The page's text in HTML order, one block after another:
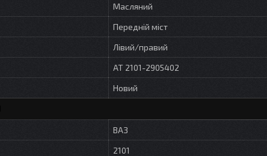
Масляний
Передній міст
Лівий/правий
AT 2101-2905402
Новий
ВАЗ
2101